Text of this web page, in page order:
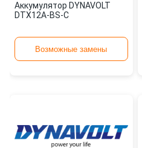
Аккумулятор DYNAVOLT
DTX12A-BS-C
Возможные замены